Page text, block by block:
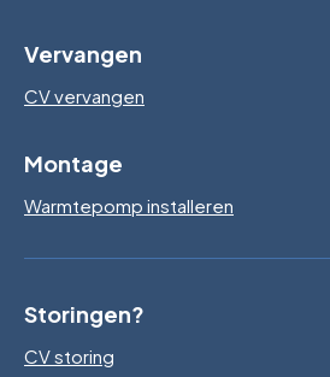
Vervangen
CV vervangen
Montage
Warmtepomp installeren
Storingen?
CV storing